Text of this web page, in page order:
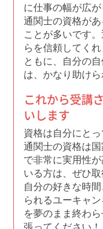
に仕事の幅が広が
通関士の資格が
ことが多いです
らを信頼してく
ともに、自分の
は、かなり助けら
これから受講
いします
資格は自分にと
通関士の資格は
で非常に実用性
いる方は、ぜひ取
自分の好きな時
られるユーキャ
を夢のまま終わ
張ってください！